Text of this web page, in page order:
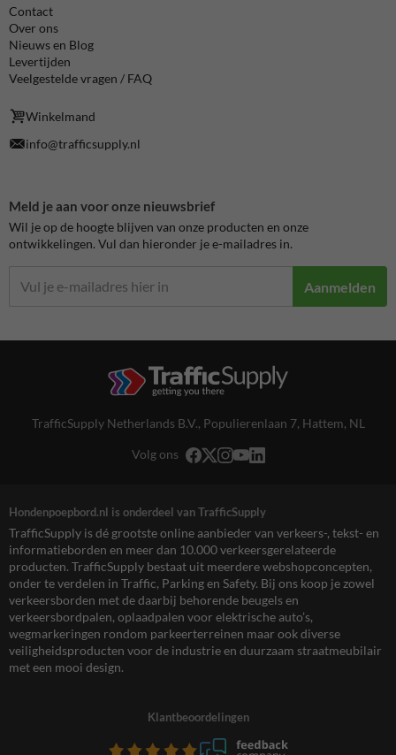
Contact
Over ons
Nieuws en Blog
Levertijden
Veelgestelde vragen / FAQ
Winkelmand
info@trafficsupply.nl
Meld je aan voor onze nieuwsbrief
Wil je op de hoogte blijven van onze producten en onze
ontwikkelingen. Vul dan hieronder je e-mailadres in.
Aanmelden
TrafficSupply Netherlands B.V., Populierenlaan 7, Hattem, NL
Volg ons
Hondenpoepbord.nl is onderdeel van TrafficSupply
TrafficSupply is dé grootste online aanbieder van verkeers-, tekst- en
informatieborden en meer dan 10.000 verkeersgerelateerde
producten. TrafficSupply bestaat uit meerdere webshopconcepten,
onder te verdelen in Traffic, Parking en Safety. Bij ons koop je zowel
verkeersborden met de daarbij behorende beugels en
verkeersbordpalen, oplaadpalen voor elektrische auto’s,
wegmarkeringen rondom parkeerterreinen maar ook diverse
veiligheidsproducten voor de industrie en duurzaam straatmeubilair
met een mooi design.
Klantbeoordelingen